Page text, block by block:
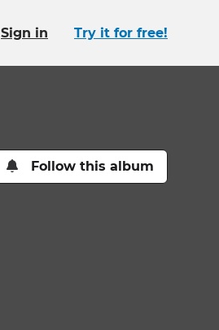
Sign in Try it for free!
Follow this album